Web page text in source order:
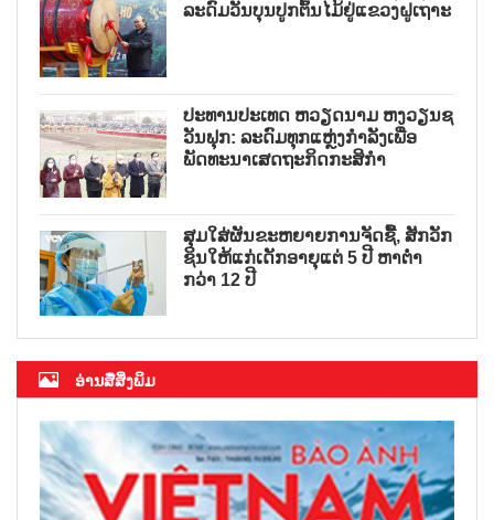
ລະດົມວັນບຸນປູກຕົ້ນໄມ້ຢູ່ແຂວງຝູເຖາະ
ປະທານປະເທດ ຫວຽດນາມ ຫງວຽນຊ
ວັນຟຸກ: ລະດົມທຸກແຫຼ່ງກຳລັງເພື່ອ
ພັດທະນາເສດຖະກິດກະສິກຳ
ສຸມໃສ່ຜັນຂະຫຍາຍການຈັດຊື້, ສັກວັກ
ຊິນໃຫ້ແກ່ເດັກອາຍຸແຕ່ 5 ປີ ຫາຕ່ຳ
ກວ່າ 12 ປີ
ອ່ານສື່ສິ່ງພິມ